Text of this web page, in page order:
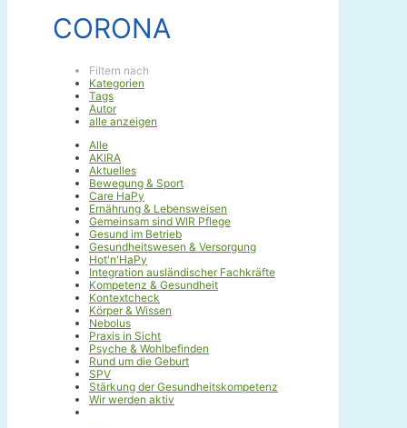
CORONA
Filtern nach
Kategorien
Tags
Autor
alle anzeigen
Alle
AKIRA
Aktuelles
Bewegung & Sport
Care HaPy
Ernährung & Lebensweisen
Gemeinsam sind WIR Pflege
Gesund im Betrieb
Gesundheitswesen & Versorgung
Hot'n'HaPy
Integration ausländischer Fachkräfte
Kompetenz & Gesundheit
Kontextcheck
Körper & Wissen
Nebolus
Praxis in Sicht
Psyche & Wohlbefinden
Rund um die Geburt
SPV
Stärkung der Gesundheitskompetenz
Wir werden aktiv